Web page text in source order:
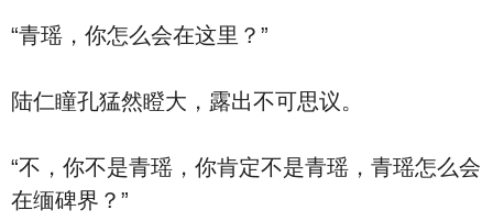
“青瑶，你怎么会在这里？”
陆仁瞳孔猛然瞪大，露出不可思议。
“不，你不是青瑶，你肯定不是青瑶，青瑶怎么会
在缅碑界？”